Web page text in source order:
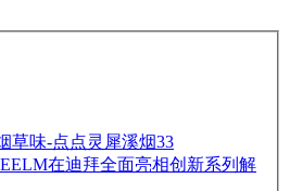
草味-点点灵犀溪烟33
在迪拜全面亮相创新系列解